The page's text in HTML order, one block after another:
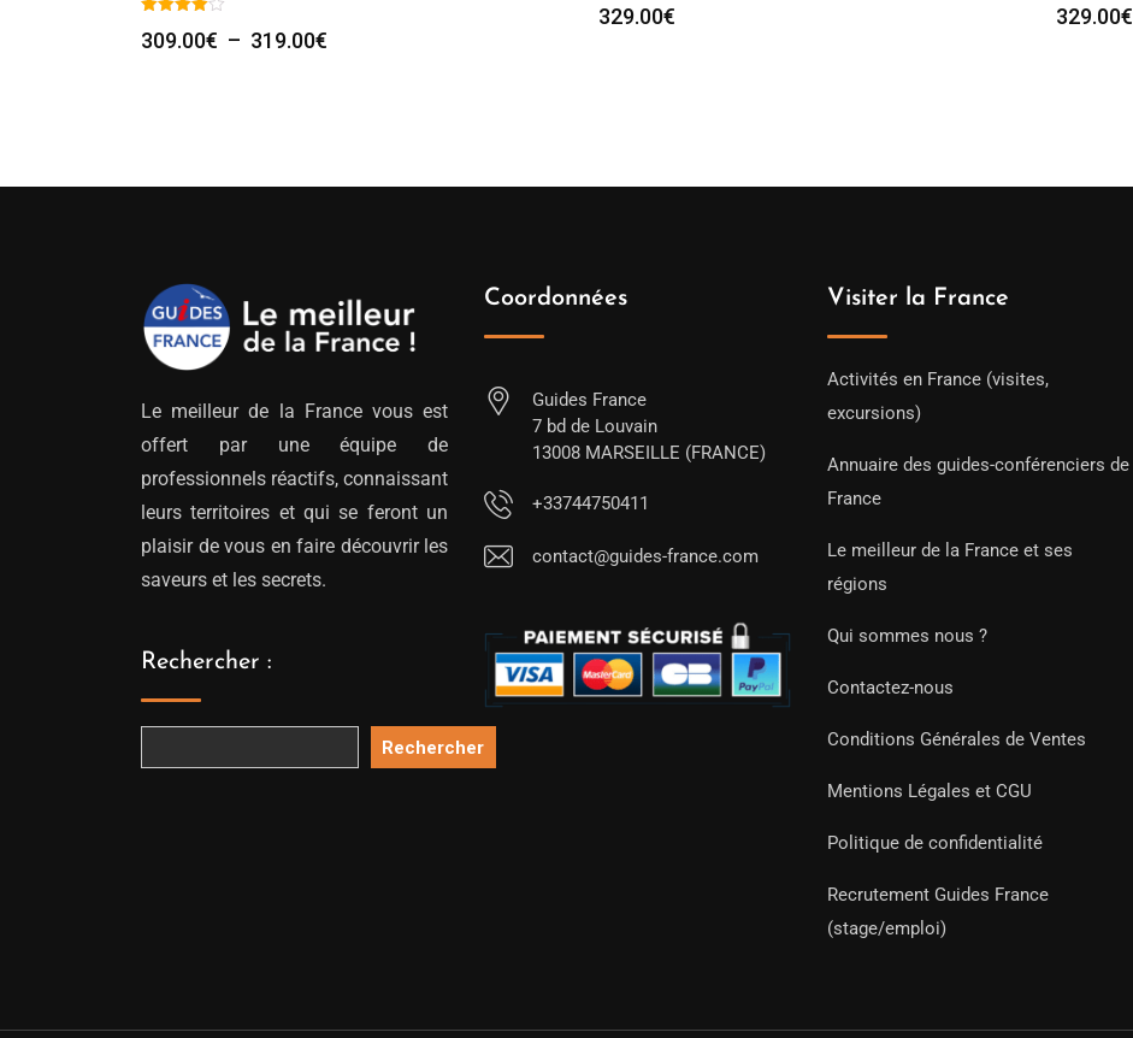
309.00€ – 319.00€
329.00€ 329.00€
Le meilleur de la France vous est
offert par une équipe de
professionnels réactifs, connaissant
leurs territoires et qui se feront un
plaisir de vous en faire découvrir les
saveurs et les secrets.
Rechercher :
Rechercher
Coordonnées
Guides France
7 bd de Louvain
13008 MARSEILLE (FRANCE)
+33744750411
contact@guides-france.com
Visiter la France
Activités en France (visites,
excursions)
Annuaire des guides-conférenciers de
France
Le meilleur de la France et ses
régions
Qui sommes nous ?
Contactez-nous
Conditions Générales de Ventes
Mentions Légales et CGU
Politique de confidentialité
Recrutement Guides France
(stage/emploi)